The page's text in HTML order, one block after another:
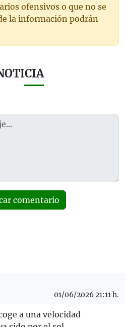
ofensivos o que no se
la información podrán
comentario
01/06/2026 21:11 h.
a una velocidad